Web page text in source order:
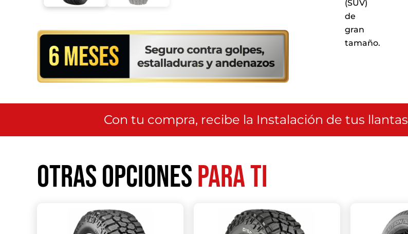
de
servicio
a
nivel
nacional
(SUV)
de
gran
tamaño.
Con tu compra, recibe la Instalación de tus llantas
Otras opcionespara ti